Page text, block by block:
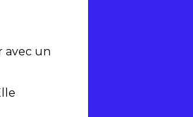
avec un